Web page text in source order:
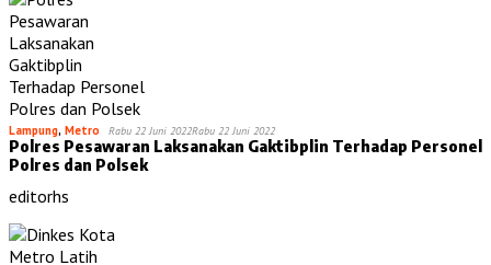
Lampung, Metro Rabu 22 Juni 2022Rabu 22 Juni 2022
Polres Pesawaran Laksanakan Gaktibplin Terhadap Personel
Polres dan Polsek
editorhs